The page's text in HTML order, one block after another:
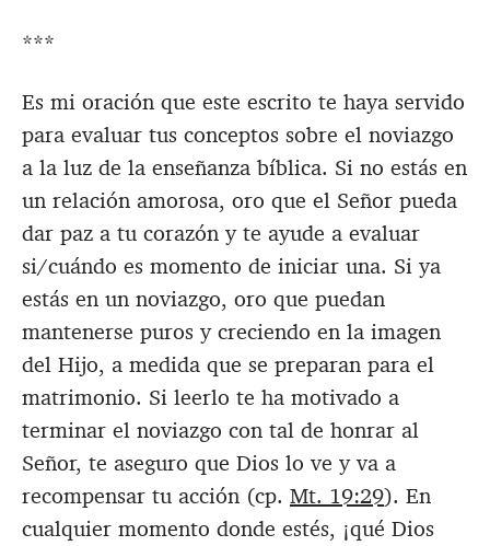
***
Es mi oración que este escrito te haya servido
para evaluar tus conceptos sobre el noviazgo
a la luz de la enseñanza bíblica. Si no estás en
un relación amorosa, oro que el Señor pueda
dar paz a tu corazón y te ayude a evaluar
si/cuándo es momento de iniciar una. Si ya
estás en un noviazgo, oro que puedan
mantenerse puros y creciendo en la imagen
del Hijo, a medida que se preparan para el
matrimonio. Si leerlo te ha motivado a
terminar el noviazgo con tal de honrar al
Señor, te aseguro que Dios lo ve y va a
recompensar tu acción (cp. Mt. 19:29). En
cualquier momento donde estés, ¡qué Dios